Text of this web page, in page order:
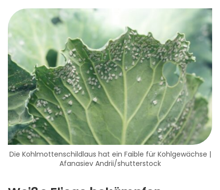
Die Kohlmottenschildlaus hat ein Faible für Kohlgewächse |
Afanasiev Andrii/shutterstock